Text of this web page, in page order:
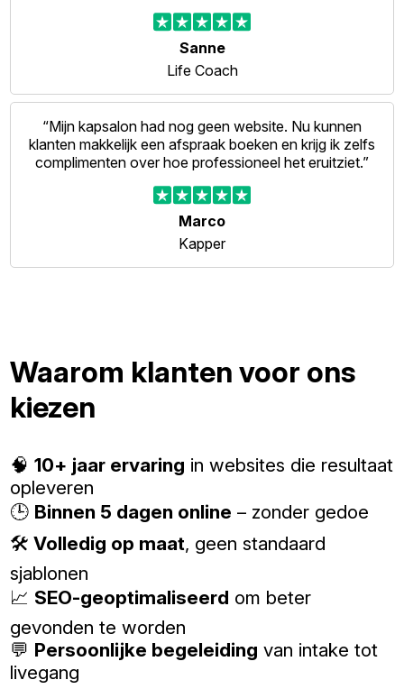
Sanne
Life Coach
“Mijn kapsalon had nog geen website. Nu kunnen
klanten makkelijk een afspraak boeken en krijg ik zelfs
complimenten over hoe professioneel het eruitziet.”
Marco
Kapper
Waarom klanten voor ons
kiezen
🧠10+ jaar ervaring in websites die resultaat
opleveren
🕒 Binnen 5 dagen online – zonder gedoe
🛠️Volledig op maat, geen standaard
sjablonen
📈 SEO-geoptimaliseerd om beter
gevonden te worden
💬 Persoonlijke begeleiding van intake tot
livegang